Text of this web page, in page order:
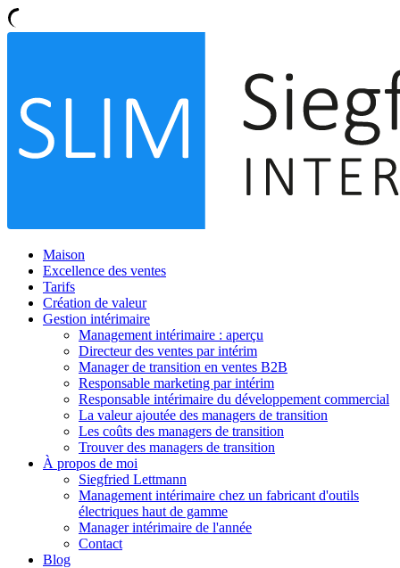
Maison
Excellence des ventes
Tarifs
Création de valeur
Gestion intérimaire
Management intérimaire : aperçu
Directeur des ventes par intérim
Manager de transition en ventes B2B
Responsable marketing par intérim
Responsable intérimaire du développement commercial
La valeur ajoutée des managers de transition
Les coûts des managers de transition
Trouver des managers de transition
À propos de moi
Siegfried Lettmann
Management intérimaire chez un fabricant d'outils
électriques haut de gamme
Manager intérimaire de l'année
Contact
Blog